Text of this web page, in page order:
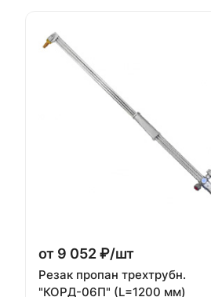
от 9 052 ₽/шт
Резак пропан трехтрубн.
"КОРД-06П" (L=1200 мм)